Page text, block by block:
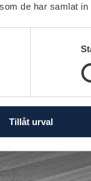
de har samlat
Tillåt urval